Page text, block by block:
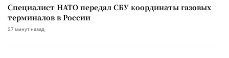
Специалист НАТО передал СБУ координаты газовых
терминалов в России
27 минут назад